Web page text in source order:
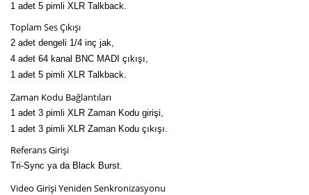
1 adet 5 pimli XLR Talkback.
Toplam Ses Çıkışı
2 adet dengeli 1/4 inç jak,
4 adet 64 kanal BNC MADI çıkışı,
1 adet 5 pimli XLR Talkback.
Zaman Kodu Bağlantıları
1 adet 3 pimli XLR Zaman Kodu girişi,
1 adet 3 pimli XLR Zaman Kodu çıkışı.
Referans Girişi
Tri-Sync ya da Black Burst.
Video Girişi Yeniden Senkronizasyonu